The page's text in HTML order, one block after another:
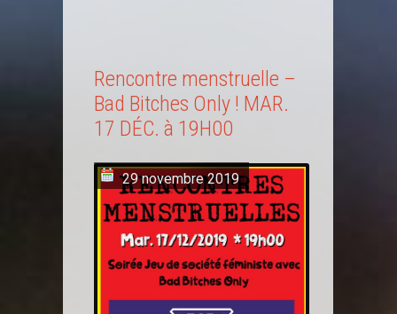
Rencontre menstruelle –
Bad Bitches Only ! MAR.
17 DÉC. à 19H00
29 novembre 2019